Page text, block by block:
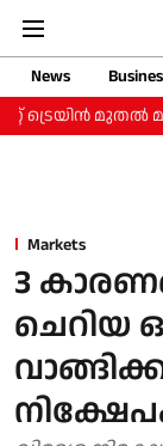
News
ട്രെയിന്‍ മുതല്‍
Markets
3
ചെറിയ